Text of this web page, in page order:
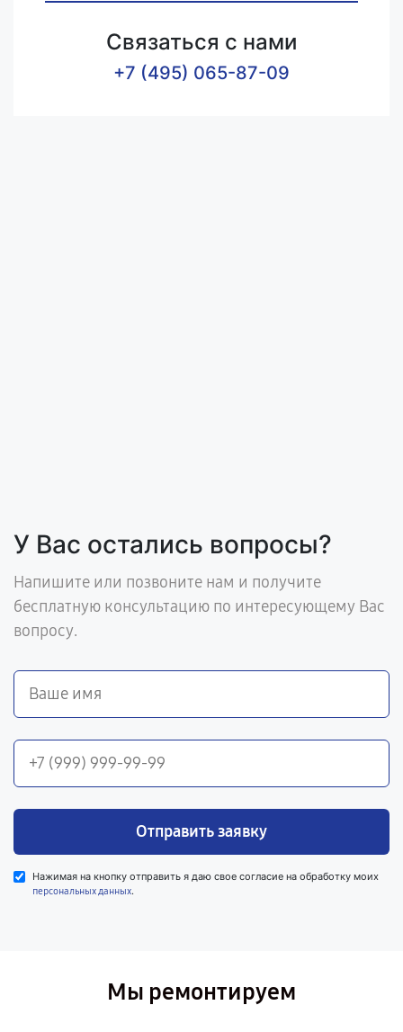
Связаться с нами
+7 (495) 065-87-09
У Вас остались вопросы?
Напишите или позвоните нам и получите
бесплатную консультацию по интересующему Вас
вопросу.
Отправить заявку
Нажимая на кнопку отправить я даю свое согласие на обработку моих
персональных данных.
Мы ремонтируем